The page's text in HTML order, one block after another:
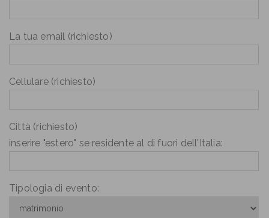
La tua email (richiesto)
Cellulare (richiesto)
Città (richiesto)
inserire "estero" se residente al di fuori dell'Italia:
Tipologia di evento: